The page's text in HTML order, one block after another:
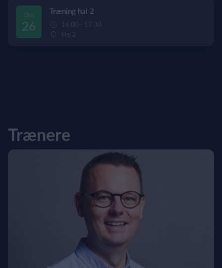
Ons
26
Træning hal 2
16:00 - 17:30
Hal 2
Trænere